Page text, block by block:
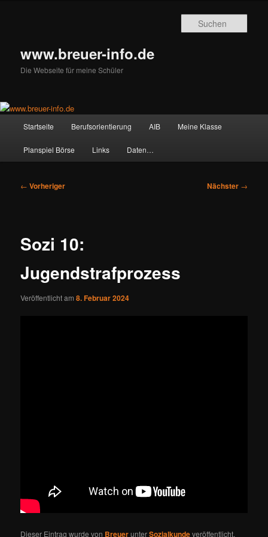
www.breuer-info.de
Die Webseite für meine Schüler
Startseite Berufsorientierung AIB Meine Klasse
Planspiel Börse Links Daten…
Beitragsnavigation
← Vorheriger Nächster →
Sozi 10:
Jugendstrafprozess
Veröffentlicht am8. Februar 2024
Dieser Eintrag wurde von BreuerunterSozialkundeveröffentlicht.